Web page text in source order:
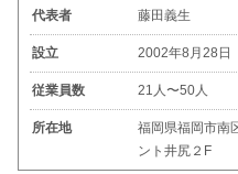
代表者 藤田義生
設立 2002年8月28日
従業員数 21人〜50人
所在地
福岡県福岡市南
ント井尻２F